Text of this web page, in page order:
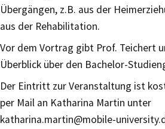
Übergängen, z.B. aus der
aus der Rehabilitation.
Vor dem Vortrag gibt Prof. Teichert
Überblick über den Bachelor-
Der Eintritt zur Veranstaltung ist
per Mail an Katharina Martin unter
katharina.martin@mobile-